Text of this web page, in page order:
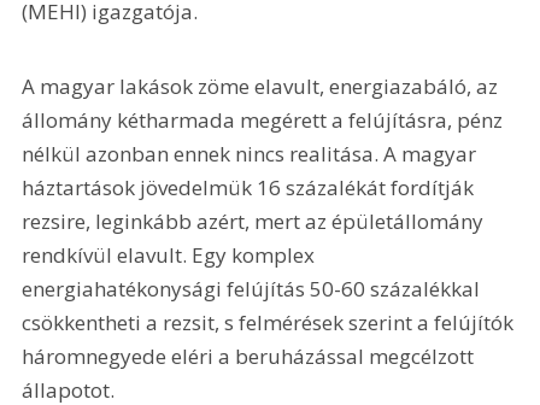
(MEHI) igazgatója.
A magyar lakások zöme elavult, energiazabáló, az
állomány kétharmada megérett a felújításra, pénz
nélkül azonban ennek nincs realitása. A magyar
háztartások jövedelmük 16 százalékát fordítják
rezsire, leginkább azért, mert az épületállomány
rendkívül elavult. Egy komplex
energiahatékonysági felújítás 50-60 százalékkal
csökkentheti a rezsit, s felmérések szerint a felújítók
háromnegyede eléri a beruházással megcélzott
állapotot.